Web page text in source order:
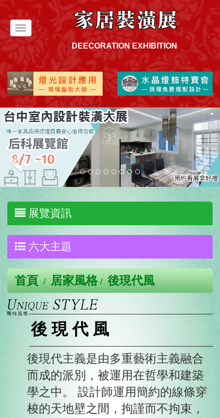
Toggle
navigationDEECORATION EXHIBITION
展覽資訊
六大主題
首頁 居家風格 後現代風
後 現 代 風
後現代主義是由多重藝術主義融合
而成的派別，被運用在哲學和建築
學之中。 設計師運用簡約的線條穿
梭的天地壁之間，拘謹而不拘束，